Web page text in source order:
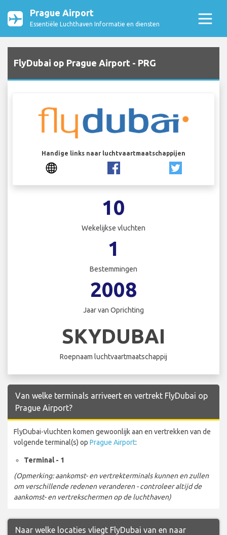
Prague Airport
Essentiële Luchthaven Informatie en diensten
FlyDubai op Prague Airport - PRG
Handige links naar luchtvaartmaatschappijen
10
Wekelijkse vluchten
1
Bestemmingen
2008
Jaar van Oprichting
SKYDUBAI
Roepnaam luchtvaartmaatschappij
Van welke terminals arriveert en vertrekt FlyDubai op
Prague Airport?
FlyDubai-vluchten komen gewoonlijk aan en vertrekken van de
volgende terminal(s) op Prague Airport:
Terminal - 1
(Opmerking: aankomst- en vertrekterminals kunnen en zullen
om verschillende redenen veranderen - controleer altijd de
aankomst- en vertrekschermen op de luchthaven)
Naar welke locaties vliegt FlyDubai van en naar